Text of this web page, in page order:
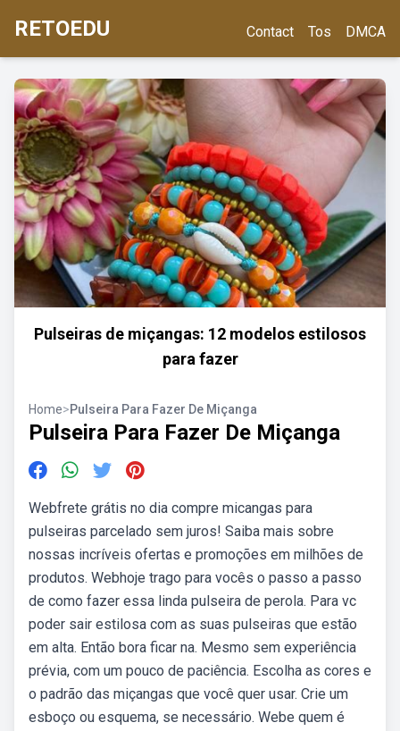
RETOEDU Contact Tos DMCA
Pulseiras de miçangas: 12 modelos estilosos
para fazer
Home>Pulseira Para Fazer De Miçanga
Pulseira Para Fazer De Miçanga
Webfrete grátis no dia compre micangas para
pulseiras parcelado sem juros! Saiba mais sobre
nossas incríveis ofertas e promoções em milhões de
produtos. Webhoje trago para vocês o passo a passo
de como fazer essa linda pulseira de perola. Para vc
poder sair estilosa com as suas pulseiras que estão
em alta. Então bora ficar na. Mesmo sem experiência
prévia, com um pouco de paciência. Escolha as cores e
o padrão das miçangas que você quer usar. Crie um
esboço ou esquema, se necessário. Webe quem é